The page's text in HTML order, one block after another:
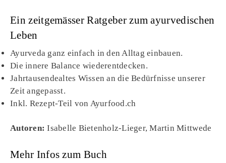
Ein zeitgemässer Ratgeber zum ayurvedischen
Leben
Ayurveda ganz einfach in den Alltag einbauen.
Die innere Balance wiederentdecken.
Jahrtausendealtes Wissen an die Bedürfnisse unserer
Zeit angepasst.
Inkl. Rezept-Teil von Ayurfood.ch
Autoren: Isabelle Bietenholz-Lieger, Martin Mittwede
Mehr Infos zum Buch